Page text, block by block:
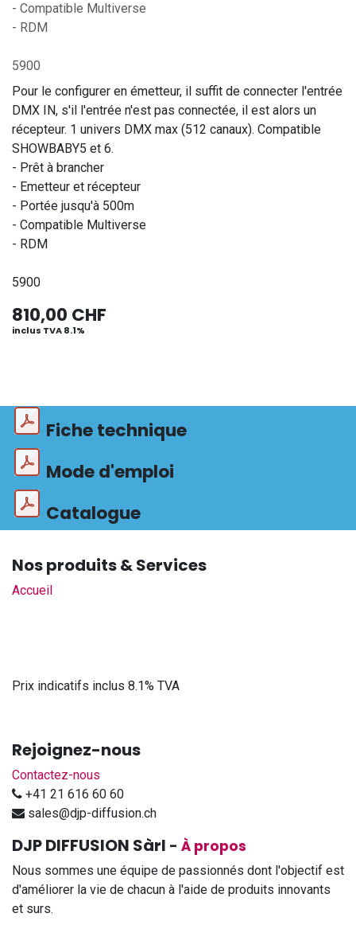
- Compatible Multiverse
- RDM
5900
Pour le configurer en émetteur, il suffit de connecter l'entrée
DMX IN, s'il l'entrée n'est pas connectée, il est alors un
récepteur. 1 univers DMX max (512 canaux). Compatible
SHOWBABY5 et 6.
- Prêt à brancher
- Emetteur et récepteur
- Portée jusqu'à 500m
- Compatible Multiverse
- RDM
5900
810,00 CHF
inclus TVA 8.1%
Fiche technique
Mode d'emploi
Catalogue
Nos produits & Services
Accueil
Prix indicatifs inclus 8.1% TVA
Rejoignez-nous
Contactez-nous
+41 21 616 60 60
sales@djp-diffusion.ch
DJP DIFFUSION Sàrl - À propos
Nous sommes une équipe de passionnés dont l'objectif est
d'améliorer la vie de chacun à l'aide de produits innovants
et surs.